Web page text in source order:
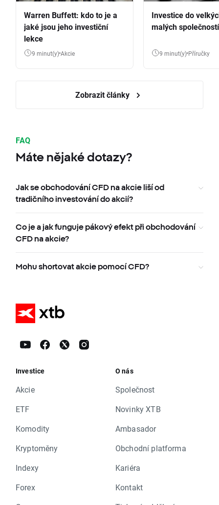
Warren Buffett: kdo to je a
jaké jsou jeho investiční
lekce
9 minut(y) Akcie
Investice do
malých společností
9 minut(y) Příručky
Zobrazit články
FAQ
Máte nějaké dotazy?
Jak se obchodování CFD na akcie liší od
tradičního investování do akcií?
Co je a jak funguje pákový efekt při obchodování
CFD na akcie?
Mohu shortovat akcie pomocí CFD?
Investice
Akcie
ETF
Komodity
Kryptoměny
Indexy
Forex
O nás
Společnost
Novinky XTB
Ambasador
Obchodní platforma
Kariéra
Kontakt